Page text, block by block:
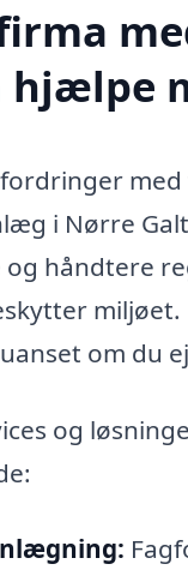
hjælpe
i Nørre
og håndtere
om du
og